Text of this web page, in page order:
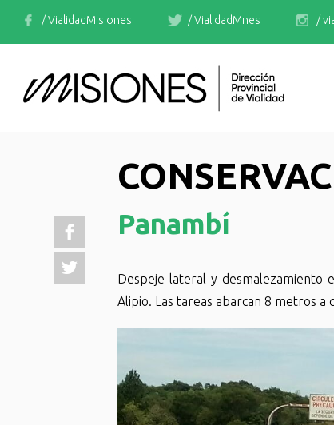
/ VialidadMisiones / VialidadMnes /
Panambí
Despeje lateral y desmalezamiento
Alipio. Las tareas abarcan 8 metros a